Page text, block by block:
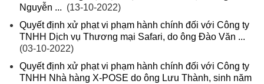
Nguyễn ... (13-10-2022)
Quyết định xử phạt vi phạm hành chính đối với Công ty
TNHH Dịch vụ Thương mại Safari, do ông Đào Văn ...
(03-10-2022)
Quyết định xử phạt vi phạm hành chính đối với Công ty
TNHH Nhà hàng X-POSE do ông Lưu Thành, sinh năm